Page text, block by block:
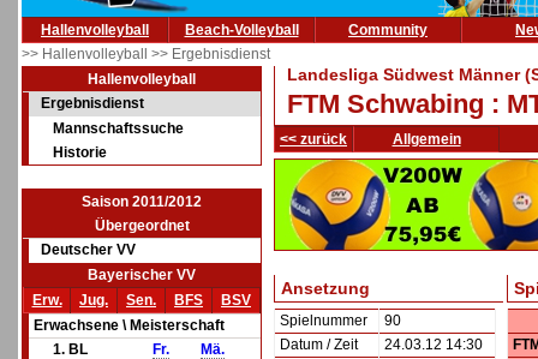
Hallenvolleyball Beach-Volleyball Community
>> Hallenvolleyball >> Ergebnisdienst
Hallenvolleyball
Ergebnisdienst
Mannschaftssuche
Historie
Saison 2011/2012
Übergeordnet
Deutscher VV
Bayerischer VV
Erw.
Jug. Sen. BFS
BSV
Erwachsene \ Meisterschaft
1. BL
Fr.
Mä.
Landesliga Südwest Männer
FTM Schwabing :
<< zurück Allgemein
Ansetzung
Spielnummer
90
Datum / Zeit
24.03.12 14:30